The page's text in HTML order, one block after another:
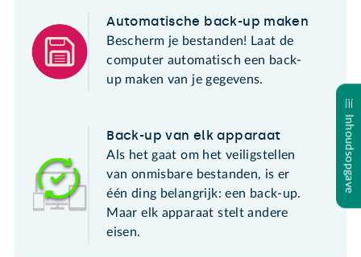
Inhoudsopgave
Automatische back-up maken
Bescherm je bestanden! Laat de
computer automatisch een back-
up maken van je gegevens.
Back-up van elk apparaat
Als het gaat om het veiligstellen
van onmisbare bestanden, is er
één ding belangrijk: een back-up.
Maar elk apparaat stelt andere
eisen.